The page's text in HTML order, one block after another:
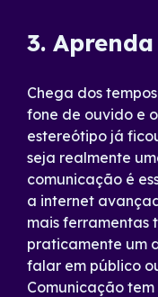
3.
Chega dos
fone de ouvido e
estereótipo já
seja realmente
comunicação é
a internet
mais ferramentas
praticamente um
falar em público
Comunicação